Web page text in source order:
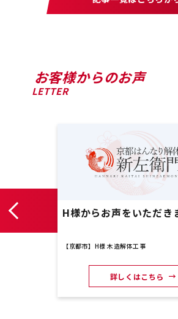
お客様からのお声
LETTER
た H様からお声をいただき
【京都市】H様 木造解体工事
詳しくはこちら